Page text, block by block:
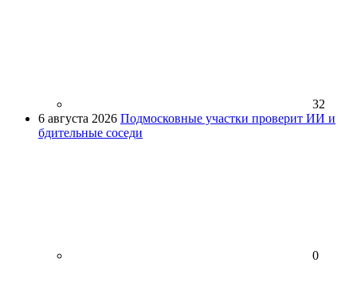
32
6 августа 2026 Подмосковные участки проверит ИИ и
бдительные соседи
0